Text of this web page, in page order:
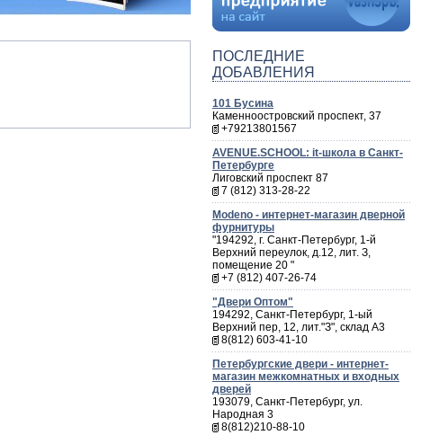
ПОСЛЕДНИЕ
ДОБАВЛЕНИЯ
101 Бусина
Каменноостровский проспект, 37
+79213801567
AVENUE.SCHOOL: it-школа в Санкт-
Петербурге
Лиговский проспект 87
7 (812) 313-28-22
Мodeno - интернет-магазин дверной
фурнитуры
"194292, г. Санкт-Петербург, 1-й
Верхний переулок, д.12, лит. З,
помещение 20 "
+7 (812) 407-26-74
"Двери Оптом"
194292, Санкт-Петербург, 1-ый
Верхний пер, 12, лит."З", склад А3
8(812) 603-41-10
Петербургские двери - интернет-
магазин межкомнатных и входных
дверей
193079, Санкт-Петербург, ул.
Народная 3
8(812)210-88-10